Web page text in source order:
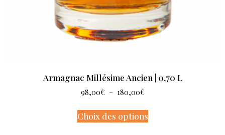
Armagnac Millésime Ancien | 0,70 L
98,00€ – 180,00€
Choix des options